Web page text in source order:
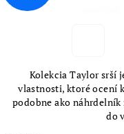
Kolekcia Taylor srší
vlastnosti, ktoré ocení
podobne ako
do